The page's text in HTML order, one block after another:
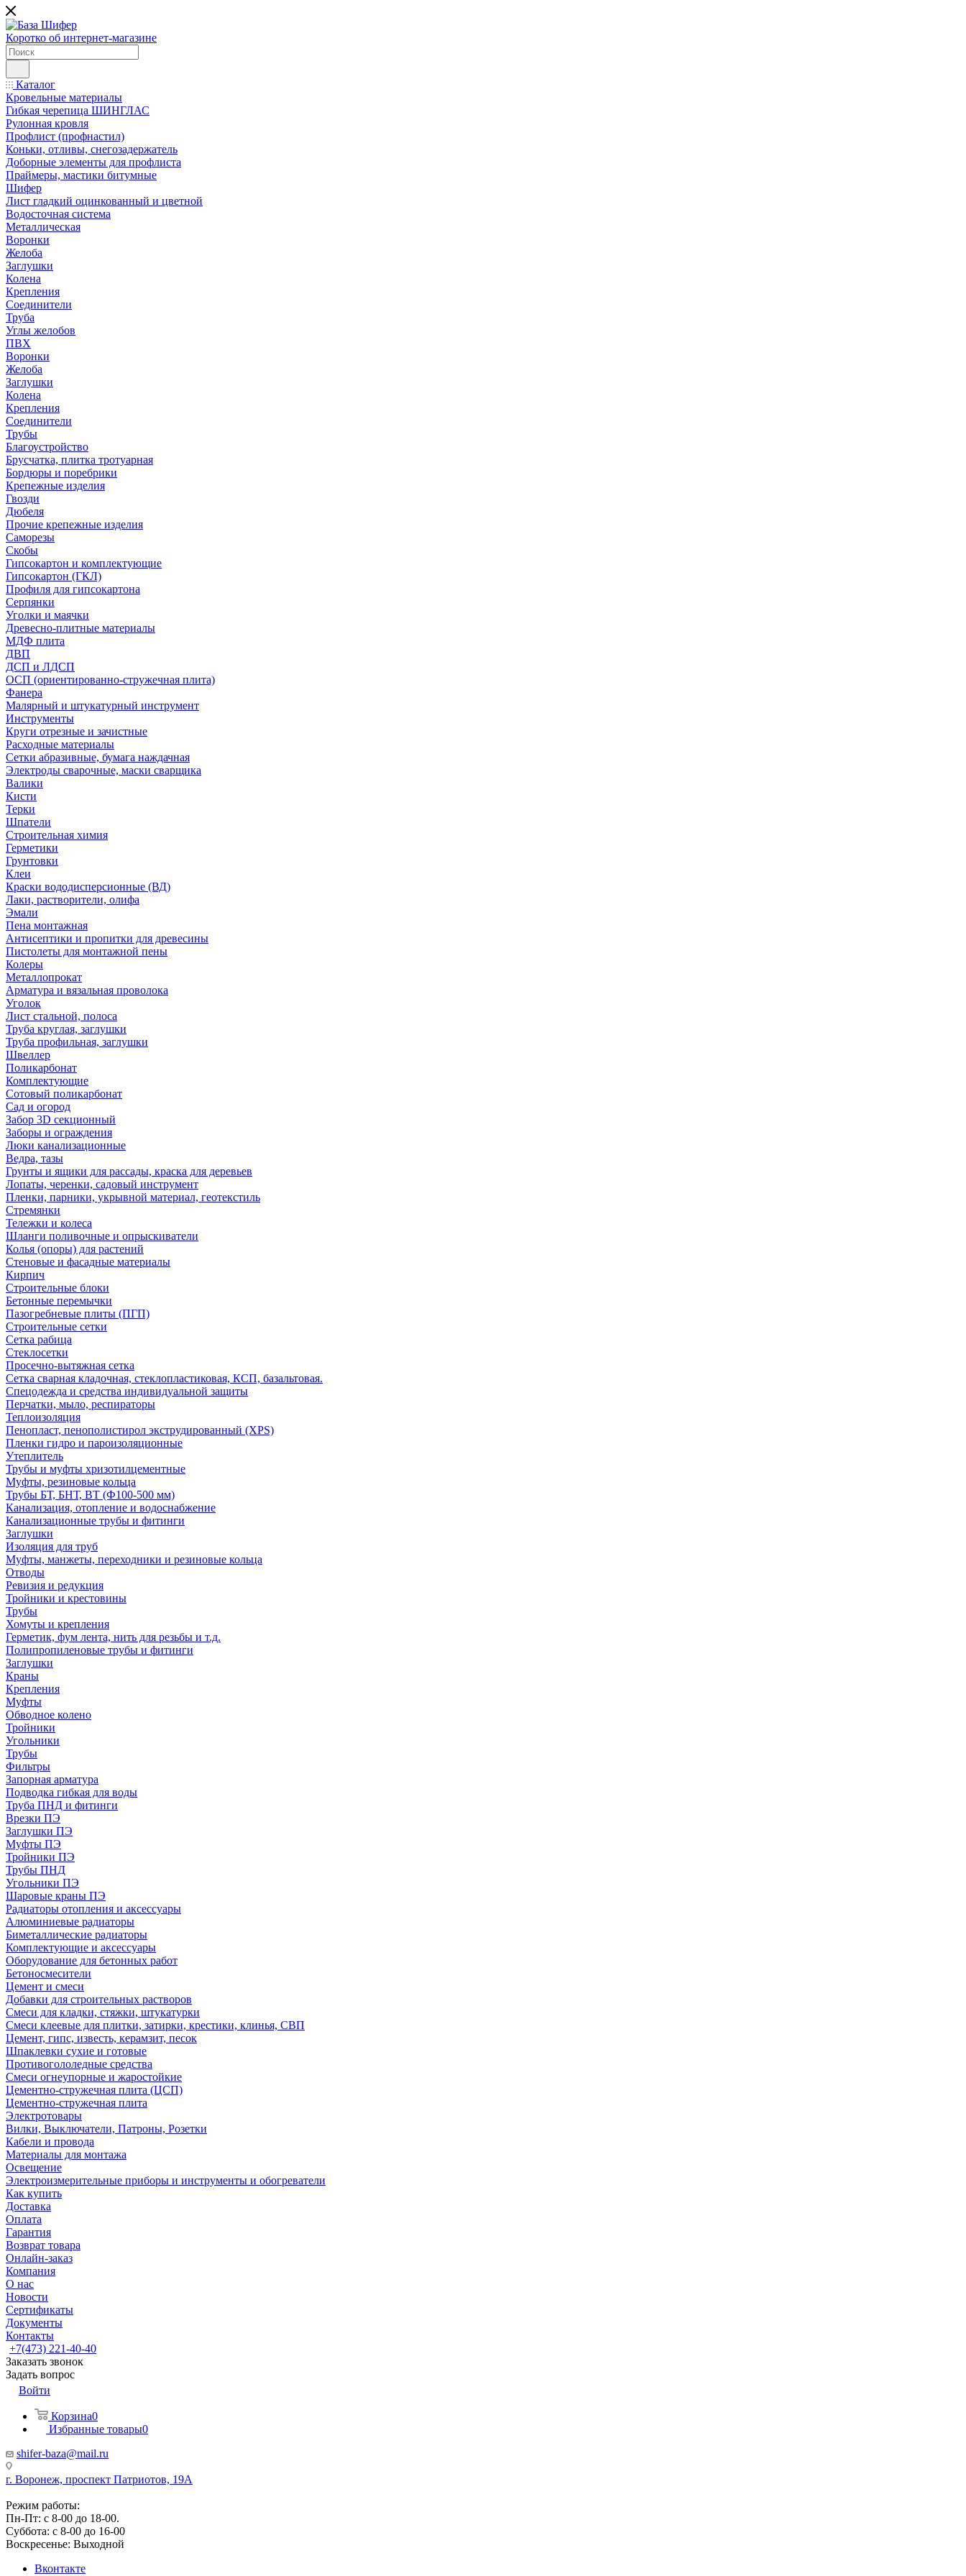
Коротко об интернет-магазине
Каталог
Кровельные материалы
Гибкая черепица ШИНГЛАС
Рулонная кровля
Профлист (профнастил)
Коньки, отливы, снегозадержатель
Доборные элементы для профлиста
Праймеры, мастики битумные
Шифер
Лист гладкий оцинкованный и цветной
Водосточная система
Металлическая
Воронки
Желоба
Заглушки
Колена
Крепления
Соединители
Труба
Углы желобов
ПВХ
Воронки
Желоба
Заглушки
Колена
Крепления
Соединители
Трубы
Благоустройство
Брусчатка, плитка тротуарная
Бордюры и поребрики
Крепежные изделия
Гвозди
Дюбеля
Прочие крепежные изделия
Саморезы
Скобы
Гипсокартон и комплектующие
Гипсокартон (ГКЛ)
Профиля для гипсокартона
Серпянки
Уголки и маячки
Древесно-плитные материалы
МДФ плита
ДВП
ДСП и ЛДСП
ОСП (ориентированно-стружечная плита)
Фанера
Малярный и штукатурный инструмент
Инструменты
Круги отрезные и зачистные
Расходные материалы
Сетки абразивные, бумага наждачная
Электроды сварочные, маски сварщика
Валики
Кисти
Терки
Шпатели
Строительная химия
Герметики
Грунтовки
Клеи
Краски вододисперсионные (ВД)
Лаки, растворители, олифа
Эмали
Пена монтажная
Антисептики и пропитки для древесины
Пистолеты для монтажной пены
Колеры
Металлопрокат
Арматура и вязальная проволока
Уголок
Лист стальной, полоса
Труба круглая, заглушки
Труба профильная, заглушки
Швеллер
Поликарбонат
Комплектующие
Сотовый поликарбонат
Сад и огород
Забор 3D секционный
Заборы и ограждения
Люки канализационные
Ведра, тазы
Грунты и ящики для рассады, краска для деревьев
Лопаты, черенки, садовый инструмент
Пленки, парники, укрывной материал, геотекстиль
Стремянки
Тележки и колеса
Шланги поливочные и опрыскиватели
Колья (опоры) для растений
Стеновые и фасадные материалы
Кирпич
Строительные блоки
Бетонные перемычки
Пазогребневые плиты (ПГП)
Строительные сетки
Сетка рабица
Стеклосетки
Просечно-вытяжная сетка
Сетка сварная кладочная, стеклопластиковая, КСП, базальтовая.
Спецодежда и средства индивидуальной защиты
Перчатки, мыло, респираторы
Теплоизоляция
Пенопласт, пенополистирол экструдированный (XPS)
Пленки гидро и пароизоляционные
Утеплитель
Трубы и муфты хризотилцементные
Муфты, резиновые кольца
Трубы БТ, БНТ, ВТ (Ф100-500 мм)
Канализация, отопление и водоснабжение
Канализационные трубы и фитинги
Заглушки
Изоляция для труб
Муфты, манжеты, переходники и резиновые кольца
Отводы
Ревизия и редукция
Тройники и крестовины
Трубы
Хомуты и крепления
Герметик, фум лента, нить для резьбы и т.д.
Полипропиленовые трубы и фитинги
Заглушки
Краны
Крепления
Муфты
Обводное колено
Тройники
Угольники
Трубы
Фильтры
Запорная арматура
Подводка гибкая для воды
Труба ПНД и фитинги
Врезки ПЭ
Заглушки ПЭ
Муфты ПЭ
Тройники ПЭ
Трубы ПНД
Угольники ПЭ
Шаровые краны ПЭ
Радиаторы отопления и аксессуары
Алюминиевые радиаторы
Биметаллические радиаторы
Комплектующие и аксессуары
Оборудование для бетонных работ
Бетоносмесители
Цемент и смеси
Добавки для строительных растворов
Смеси для кладки, стяжки, штукатурки
Смеси клеевые для плитки, затирки, крестики, клинья, СВП
Цемент, гипс, известь, керамзит, песок
Шпаклевки сухие и готовые
Противогололедные средства
Смеси огнеупорные и жаростойкие
Цементно-стружечная плита (ЦСП)
Цементно-стружечная плита
Электротовары
Вилки, Выключатели, Патроны, Розетки
Кабели и провода
Материалы для монтажа
Освещение
Электроизмерительные приборы и инструменты и обогреватели
Как купить
Доставка
Оплата
Гарантия
Возврат товара
Онлайн-заказ
Компания
О нас
Новости
Сертификаты
Документы
Контакты
+7(473) 221-40-40
Заказать звонок
Задать вопрос
Войти
Корзина0
Избранные товары0
shifer-baza@mail.ru
г. Воронеж, проспект Патриотов, 19А
Режим работы:
Пн-Пт: с 8-00 до 18-00.
Суббота: с 8-00 до 16-00
Воскресенье: Выходной
Вконтакте